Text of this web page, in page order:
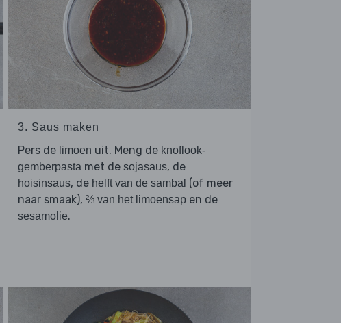
3. Saus maken
Pers de limoen uit. Meng de knoflook-
gemberpasta met de sojasaus, de
hoisinsaus, de helft van de sambal (of meer
naar smaak), ⅔ van het limoensap en de
sesamolie.